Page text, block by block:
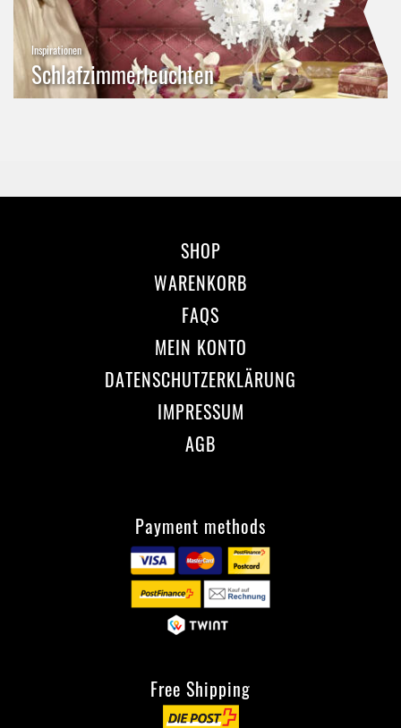
Inspirationen
Schlafzimmerleuchten
SHOP
WARENKORB
FAQS
MEIN KONTO
DATENSCHUTZERKLÄRUNG
IMPRESSUM
AGB
Payment methods
Free Shipping